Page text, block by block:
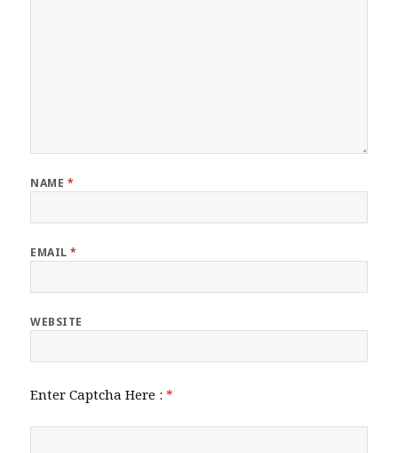
NAME *
EMAIL*
WEBSITE
Enter Captcha Here :*